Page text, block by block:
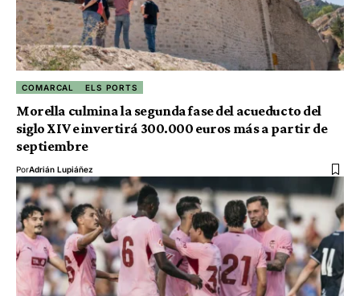
COMARCAL ELS PORTS
Morella culmina la segunda fase del acueducto del
siglo XIV e invertirá 300.000 euros más a partir de
septiembre
PorAdrián Lupiáñez